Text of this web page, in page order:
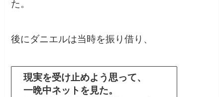
た。
後にダニエルは当時を振り借り、
現実を受け止めよう思って、
一晩中ネットを見た。